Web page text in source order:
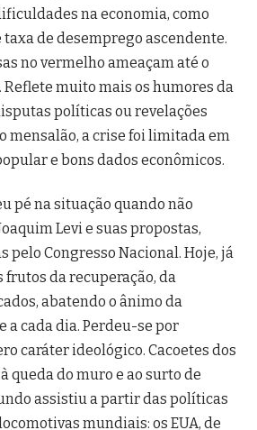
na economia, como
de desemprego ascendente.
no vermelho ameaçam até o
muito mais os humores da
políticas ou revelações
mensalão, a crise foi limitada em
e bons dados econômicos.
pé na situação quando não
Levi e suas propostas,
pelo Congresso Nacional. Hoje, já
frutos da recuperação, da
abatendo o ânimo da
a cada dia. Perdeu-se por
caráter ideológico. Cacoetes dos
queda do muro e ao surto de
assistiu a partir das políticas
mundiais: os EUA, de